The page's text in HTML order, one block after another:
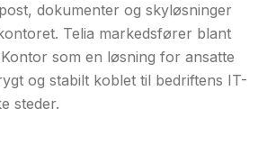
dokumenter og skyløsninger
Telia markedsfører blant
som en løsning for ansatte
og stabilt koblet til bedriftens IT-
steder.